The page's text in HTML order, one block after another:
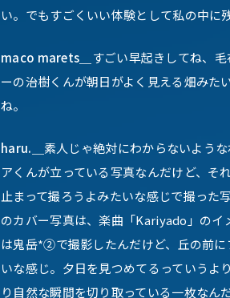
い。でもすごくいい体験として私の中に
maco marets＿
すごい早起きしてね、
ーの治樹くんが朝日がよく見える畑みた
ね。
haru.＿ 素人じゃ絶対にわからないよう
アくんが立っている写真なんだけど、そ
止まって撮ろうよみたいな感じで撮った
のカバー写真は、楽曲「Kariyado」の
は鬼岳*②で撮影したんだけど、丘の前
いな感じ。夕日を見つめてるっていうよ
り自然な瞬間を切り取っている一枚なん